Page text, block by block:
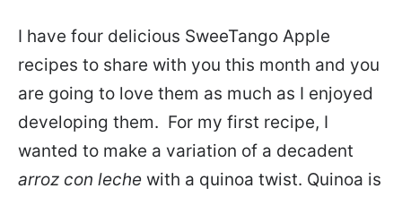
I have four delicious SweeTango Apple
recipes to share with you this month and you
are going to love them as much as I enjoyed
developing them. For my first recipe, I
wanted to make a variation of a decadent
arroz con leche with a quinoa twist. Quinoa is